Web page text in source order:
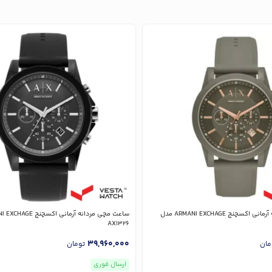
ساعت مچی مردانه آرمانی اکسچنج ARMANI EXCHAGE مدل
AX1326
39,960,000 تومان
ارسال فوری